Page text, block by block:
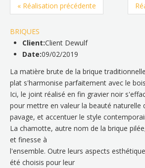
« Réalisation précédente
BRIQUES
Client:Client Dewulf
Date:09/02/2019
La matière brute de la brique
plat s'harmonise parfaitement avec le
Ici, le joint réalisé en fin gravier noir
pour mettre en valeur la beauté naturelle
pavage, et accentuer le style
La chamotte, autre nom de la brique
et finesse à
l'ensemble. Outre leurs aspects
été choisis pour leur